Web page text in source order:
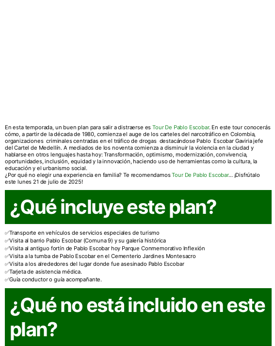
En esta temporada, un buen plan para salir a distraerse esTour De Pablo Escobar. En este tour conocerás
cómo, a partir de la década de 1980, comienza el auge de los carteles del narcotráfico en Colombia,
organizaciones criminales centradas en el tráfico de drogas destacándose Pablo Escobar Gaviria jefe
del Cartel de Medellín. A mediados de los noventa comienza a disminuir la violencia en la ciudad y
hablarse en otros lenguajes hasta hoy: Transformación, optimismo, modernización, convivencia,
oportunidades, inclusión, equidad y la innovación, haciendo uso de herramientas como la cultura, la
educación y el urbanismo social.
¿Por qué no elegir una experiencia en familia? Te recomendamosTour De Pablo Escobar… ¡Disfrútalo
este lunes 21 de julio de 2025!
¿Qué incluye este plan?
Transporte en vehículos de servicios especiales de turismo
Visita al barrio Pablo Escobar (Comuna 9) y su galería histórica
Visita al antiguo fortín de Pablo Escobar hoy Parque Conmemorativo Inflexión
Visita a la tumba de Pablo Escobar en el Cementerio Jardines Montesacro
Visita a los alrededores del lugar donde fue asesinado Pablo Escobar
Tarjeta de asistencia médica.
Guía conductor o guía acompañante.
¿Qué no está incluido en este
plan?